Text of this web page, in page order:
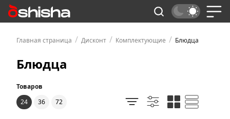
Главная страница / Дисконт / Комплектующие / Блюдца
Блюдца
Товаров
24
36 72